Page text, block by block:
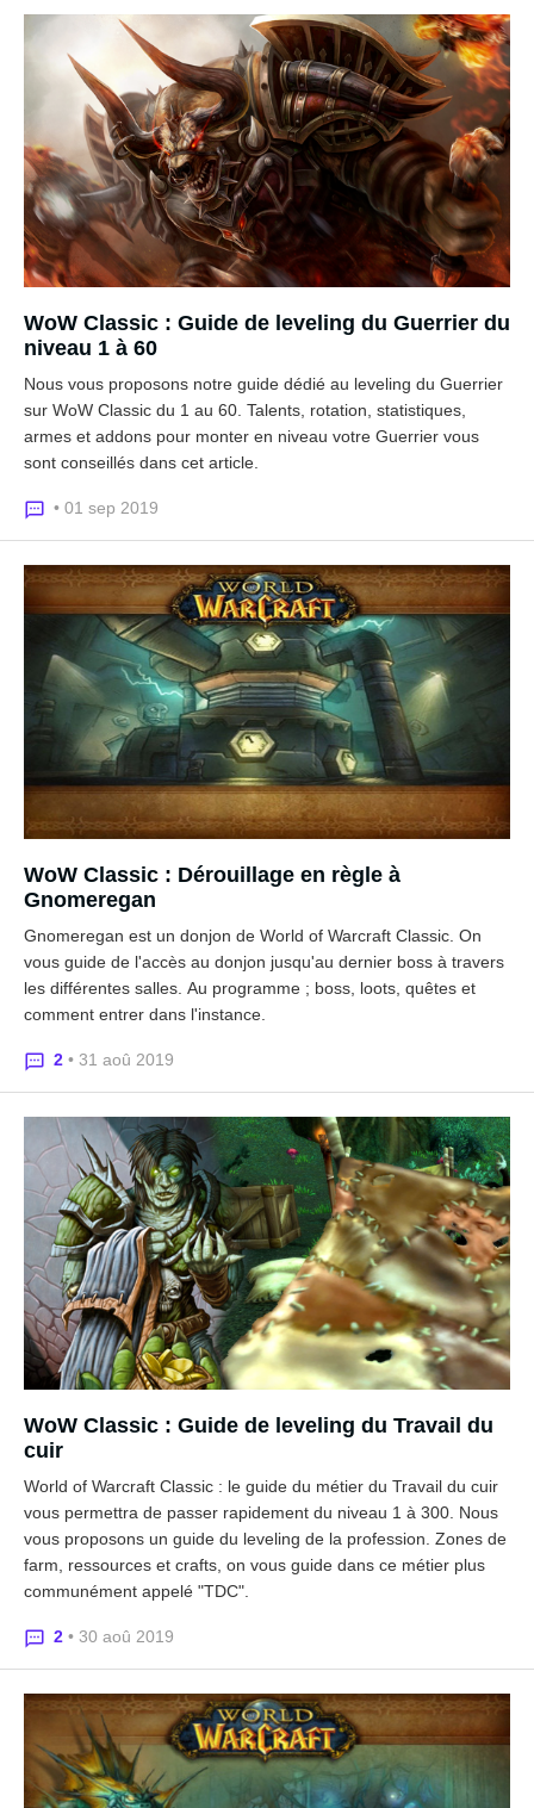
WoW Classic : Guide de leveling du Guerrier du
niveau 1 à 60
Nous vous proposons notre guide dédié au leveling du Guerrier
sur WoW Classic du 1 au 60. Talents, rotation, statistiques,
armes et addons pour monter en niveau votre Guerrier vous
sont conseillés dans cet article.
• 01 sep 2019
WoW Classic : Dérouillage en règle à
Gnomeregan
Gnomeregan est un donjon de World of Warcraft Classic. On
vous guide de l'accès au donjon jusqu'au dernier boss à travers
les différentes salles. Au programme ; boss, loots, quêtes et
comment entrer dans l'instance.
2 • 31 aoû 2019
WoW Classic : Guide de leveling du Travail du
cuir
World of Warcraft Classic : le guide du métier du Travail du cuir
vous permettra de passer rapidement du niveau 1 à 300. Nous
vous proposons un guide du leveling de la profession. Zones de
farm, ressources et crafts, on vous guide dans ce métier plus
communément appelé "TDC".
2 • 30 aoû 2019